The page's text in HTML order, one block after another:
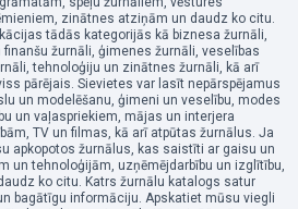
zinātnes atziņām un daudz ko citu.
tādās kategorijās kā biznesa žurnāli,
žurnāli, ģimenes žurnāli, veselības
tehnoloģiju un zinātnes žurnāli, kā arī
pārējais. Sievietes var lasīt nepārspējamus
un modelēšanu, ģimeni un veselību, modes
un vaļaspriekiem, mājas un interjera
TV un filmas, kā arī atpūtas žurnālus. Ja
apkopotos žurnālus, kas saistīti ar gaisu un
un tehnoloģijām, uzņēmējdarbību un izglītību,
ko citu. Katrs žurnālu katalogs satur
bagātīgu informāciju. Apskatiet mūsu viegli